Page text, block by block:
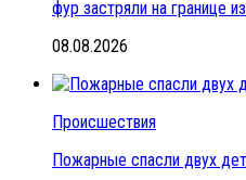
фур застряли на границе
08.08.2026
Происшествия
Пожарные спасли двух